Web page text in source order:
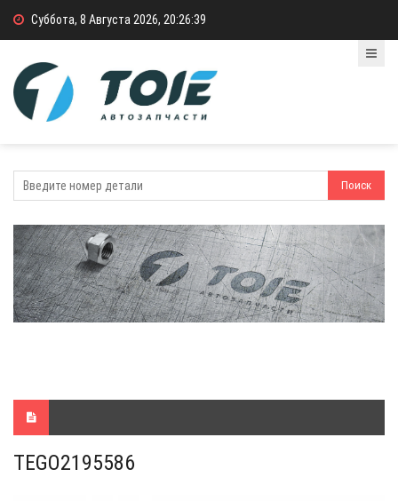
Суббота, 8 Августа 2026, 20:26:40
TEGO2195586